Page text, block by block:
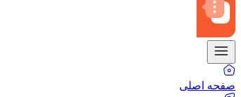
صفحه اصلی